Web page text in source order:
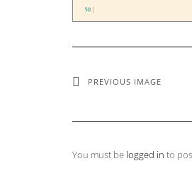
PREVIOUS IMAGE
You must be logged in to